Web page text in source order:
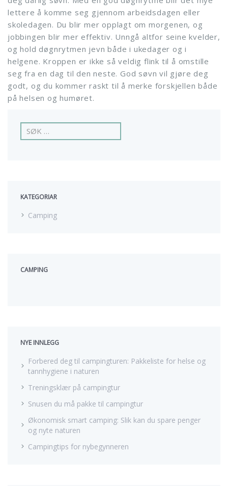
lettere å komme seg gjennom arbeidsdagen eller
skoledagen. Du blir mer opplagt om morgenen, og
jobbingen blir mer effektiv. Unngå altfor seine kvelder,
og hold døgnrytmen jevn både i ukedager og i
helgene. Kroppen er ikke så veldig flink til å omstille
seg fra en dag til den neste. God søvn vil gjøre deg
godt, og du kommer raskt til å merke forskjellen både
på helsen og humøret.
L
e
e
KATEGORIAR
Camping
CAMPING
NYE INNLEGG
Forbered deg til campingturen: Pakkeliste for helse og
tannhygiene i naturen
Treningsklær på campingtur
Snusen du må pakke til campingtur
Økonomisk smart camping: Slik kan du spare penger
og nyte naturen
Campingtips for nybegynneren